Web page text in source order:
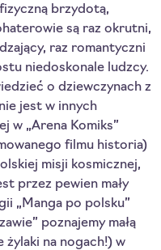
brzydotą,
są raz okrutni,
raz romantyczni
niedoskonale ludzcy.
o dziewczynach z
jest w innych
w „Arena Komiks”
filmu historia)
misji kosmicznej,
przez pewien mały
„Manga po polsku”
poznajemy małą
żylaki na nogach!) w